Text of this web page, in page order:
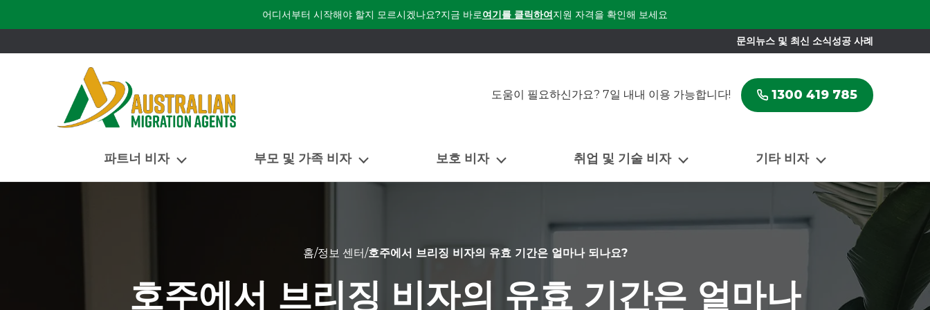
어디서부터 시작해야 할지 모르시겠나요?지금 바로여기를 클릭하여지원 자격을 확인해 보세요
문의뉴스 및 최신 소식성공 사례
도움이 필요하신가요? 7일 내내 이용 가능합니다! 1300 419 785
파트너 비자 부모 및 가족 비자 보호 비자 취업 및 기술 비자 기타 비자
홈/정보 센터/호주에서 브리징 비자의 유효 기간은 얼마나 되나요?
호주에서 브리징 비자의 유효 기간은 얼마나